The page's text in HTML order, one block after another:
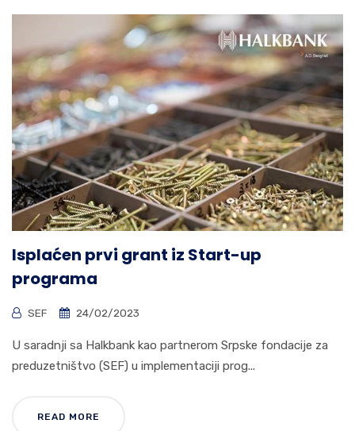
Isplaćen prvi grant iz Start-up
programa
SEF 24/02/2023
U saradnji sa Halkbank kao partnerom Srpske fondacije za
preduzetništvo (SEF) u implementaciji prog...
READ MORE